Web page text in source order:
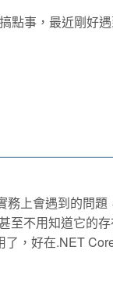
點事，最近剛好
上會遇到的問
至不用知道它的
，好在.NET